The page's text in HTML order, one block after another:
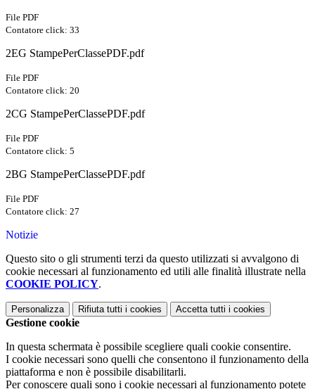
File PDF
Contatore click: 33
2EG StampePerClassePDF.pdf
File PDF
Contatore click: 20
2CG StampePerClassePDF.pdf
File PDF
Contatore click: 5
2BG StampePerClassePDF.pdf
File PDF
Contatore click: 27
Notizie
Questo sito o gli strumenti terzi da questo utilizzati si avvalgono di
cookie necessari al funzionamento ed utili alle finalità illustrate nella
COOKIE POLICY.
Personalizza Rifiuta tutti i cookies Accetta tutti i cookies
Gestione cookie
In questa schermata è possibile scegliere quali cookie consentire.
I cookie necessari sono quelli che consentono il funzionamento della
piattaforma e non è possibile disabilitarli.
Per conoscere quali sono i cookie necessari al funzionamento potete